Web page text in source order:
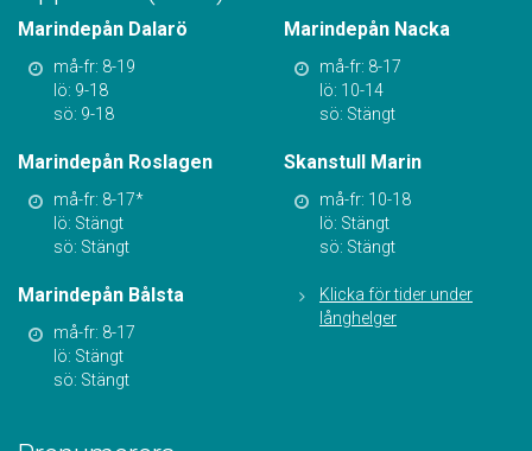
Marindepån Dalarö
må-fr: 8-19
lö: 9-18
sö: 9-18
Marindepån Nacka
må-fr: 8-17
lö: 10-14
sö: Stängt
Marindepån Roslagen
må-fr: 8-17*
lö: Stängt
sö: Stängt
Skanstull Marin
må-fr: 10-18
lö: Stängt
sö: Stängt
Marindepån Bålsta
må-fr: 8-17
lö: Stängt
sö: Stängt
Klicka för tider under
långhelger